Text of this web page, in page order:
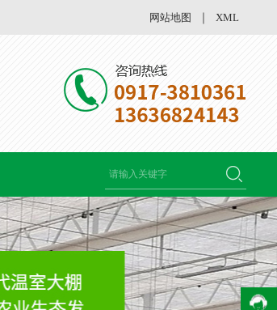
网站地图 XML